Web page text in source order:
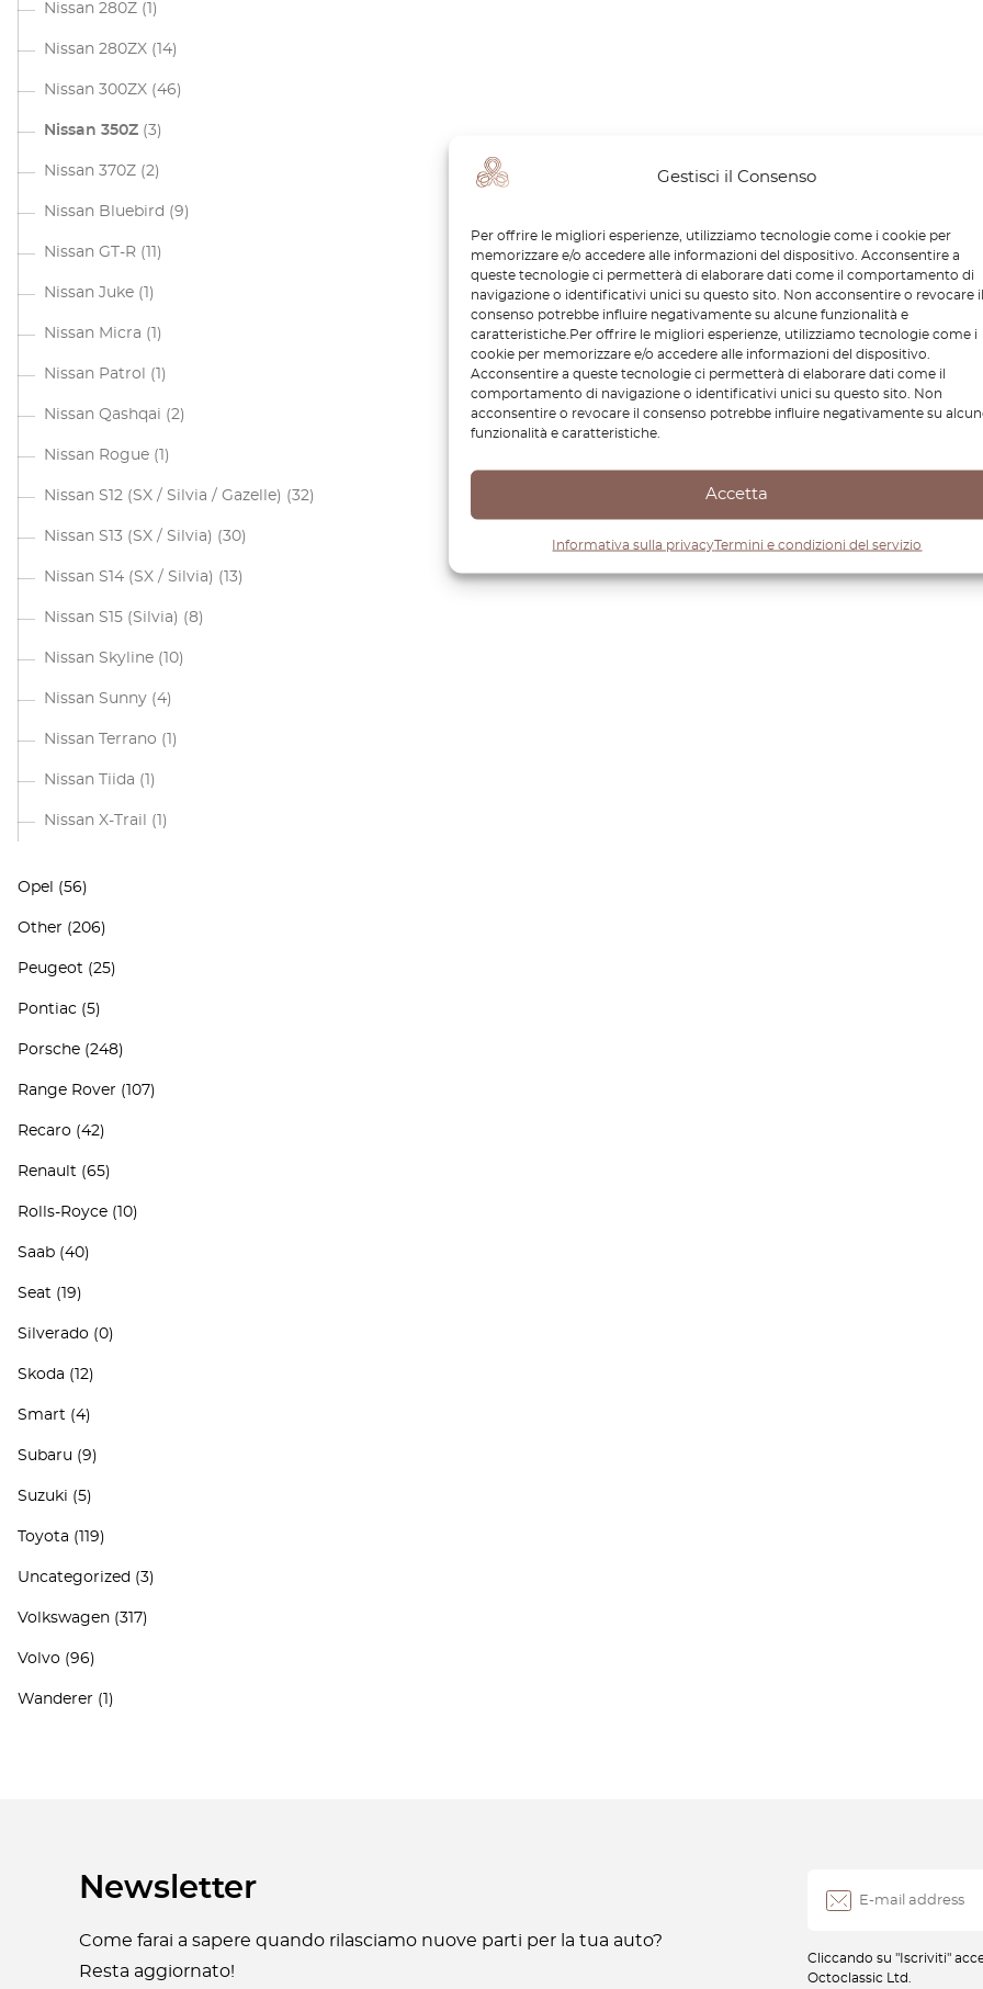
Gestisci il Consenso
Per offrire le migliori esperienze, utilizziamo tecnologie come i cookie per
memorizzare e/o accedere alle informazioni del dispositivo. Acconsentire a
queste tecnologie ci permetterà di elaborare dati come il comportamento di
navigazione o identificativi unici su questo sito. Non acconsentire o revocare il
consenso potrebbe influire negativamente su alcune funzionalità e
caratteristiche.Per offrire le migliori esperienze, utilizziamo tecnologie come i
cookie per memorizzare e/o accedere alle informazioni del dispositivo.
Acconsentire a queste tecnologie ci permetterà di elaborare dati come il
comportamento di navigazione o identificativi unici su questo sito. Non
acconsentire o revocare il consenso potrebbe influire negativamente su
funzionalità e caratteristiche.
Accetta
Informativa sulla privacyTermini e condizioni del servizio
Nissan 280Z (1)
Nissan 280ZX (14)
Nissan 300ZX (46)
Nissan 350Z (3)
Nissan 370Z (2)
Nissan Bluebird (9)
Nissan GT-R (11)
Nissan Juke (1)
Nissan Micra (1)
Nissan Patrol (1)
Nissan Qashqai (2)
Nissan Rogue (1)
Nissan S12 (SX / Silvia / Gazelle) (32)
Nissan S13 (SX / Silvia) (30)
Nissan S14 (SX / Silvia) (13)
Nissan S15 (Silvia) (8)
Nissan Skyline (10)
Nissan Sunny (4)
Nissan Terrano (1)
Nissan Tiida (1)
Nissan X-Trail (1)
Opel (56)
Other (206)
Peugeot (25)
Pontiac (5)
Porsche (248)
Range Rover (107)
Recaro (42)
Renault (65)
Rolls-Royce (10)
Saab (40)
Seat (19)
Silverado (0)
Skoda (12)
Smart (4)
Subaru (9)
Suzuki (5)
Toyota (119)
Uncategorized (3)
Volkswagen (317)
Volvo (96)
Wanderer (1)
Newsletter
Come farai a sapere quando rilasciamo nuove parti per la tua auto?
Resta aggiornato!
Cliccando su "Iscriviti"
Octoclassic Ltd.